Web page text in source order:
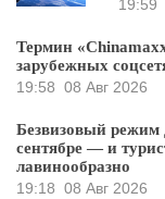
19:59
Термин
зарубежных
19:58 08 Авг 2026
Безвизовый режим
сентябре — и
лавинообразно
19:18 08 Авг 2026